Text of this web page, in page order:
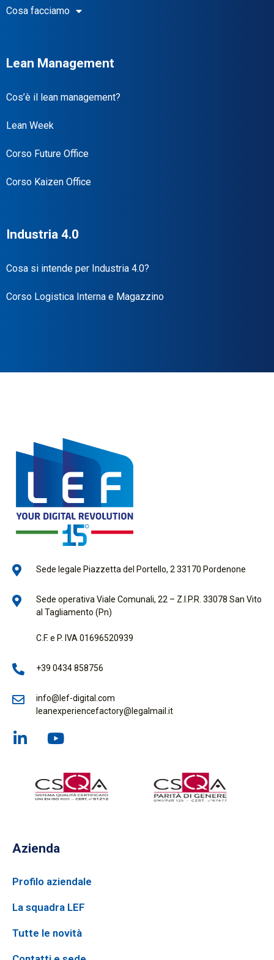
Cosa facciamo
Lean Management
Cos’è il lean management?
Lean Week
Corso Future Office
Corso Kaizen Office
Industria 4.0
Cosa si intende per Industria 4.0?
Corso Logistica Interna e Magazzino
Sede legale Piazzetta del Portello, 2 33170 Pordenone
Sede operativa Viale Comunali, 22 – Z.I.P.R. 33078 San Vito
al Tagliamento (Pn)
C.F. e P. IVA 01696520939
+39 0434 858756
info@lef-digital.com
leanexperiencefactory@legalmail.it
Azienda
Profilo aziendale
La squadra LEF
Tutte le novità